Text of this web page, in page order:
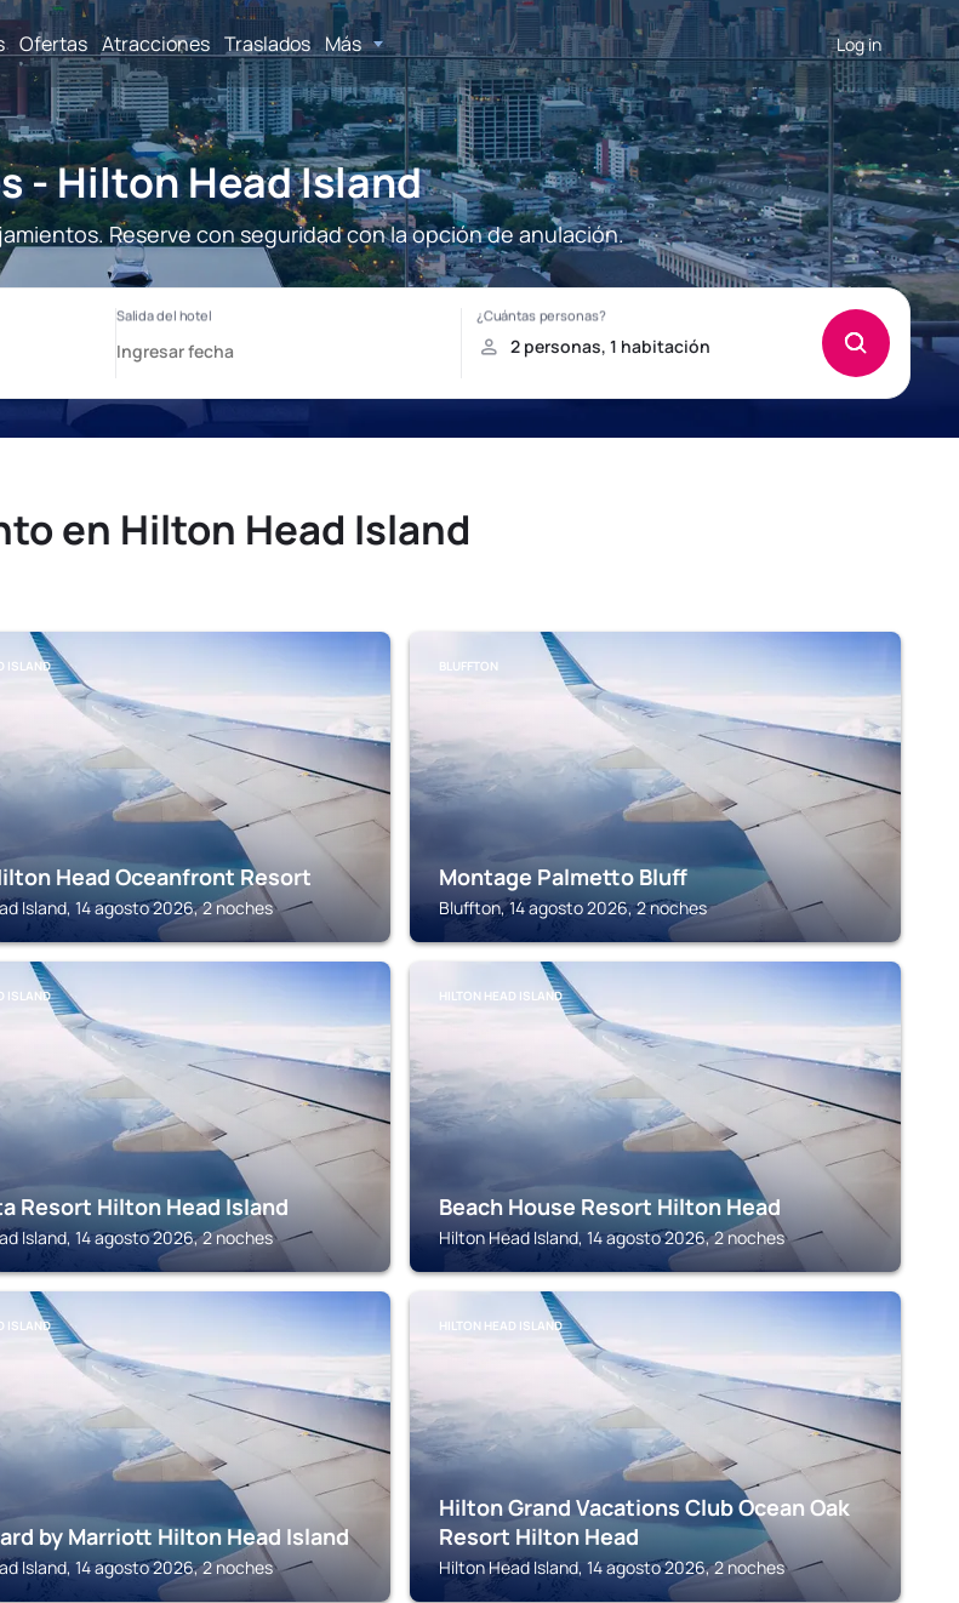
Ofertas Atracciones Traslados Más Log in
- Hilton Head Island
Reserve con seguridad con la opción de anulación.
en Hilton Head Island
ISLAND
Head Oceanfront Resort
Island, 14 agosto 2026, 2 noches
BLUFFTON
Montage Palmetto Bluff
Bluffton, 14 agosto 2026, 2 noches
ISLAND
Resort Hilton Head Island
Island, 14 agosto 2026, 2 noches
HILTON HEAD ISLAND
Beach House Resort Hilton Head
Hilton Head Island, 14 agosto 2026, 2 noches
ISLAND
by Marriott Hilton Head Island
Island, 14 agosto 2026, 2 noches
HILTON HEAD ISLAND
Hilton Grand Vacations Club Ocean Oak
Resort Hilton Head
Hilton Head Island, 14 agosto 2026, 2 noches